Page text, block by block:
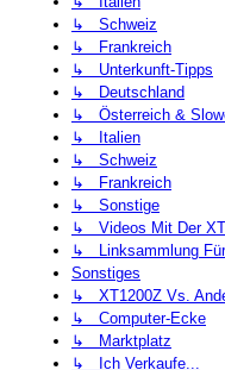
↳ Schweiz
↳ Frankreich
↳ Unterkunft-Tipps
↳ Deutschland
↳ Österreich &
↳ Italien
↳ Schweiz
↳ Frankreich
↳ Sonstige
↳ Videos Mit Der
↳ Linksammlung
Sonstiges
↳ XT1200Z Vs.
↳ Computer-Ecke
↳ Marktplatz
↳ Ich Verkaufe...